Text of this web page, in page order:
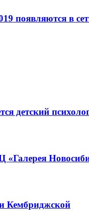
появляются в
детский
Кембриджской